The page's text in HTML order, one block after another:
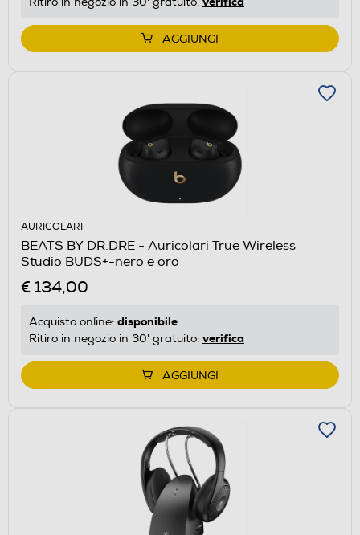
AGGIUNGI
AURICOLARI
BEATS BY DR.DRE - Auricolari True Wireless
Studio BUDS+-nero e oro
€ 134,00
Acquisto online: disponibile
Ritiro in negozio in 30' gratuito: verifica
AGGIUNGI